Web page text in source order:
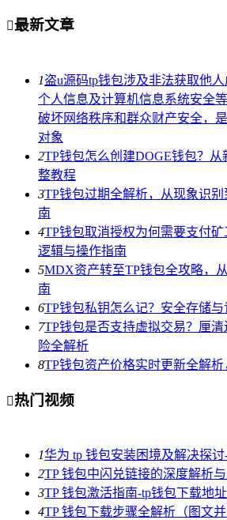
最新文章
1盗u源码tp钱包涉及非法获取他
个人信息及计算机信息系统安全
破坏网络秩序和群众财产安全，
对象
2TP钱包怎么创建DOGE钱包？
整教程
3TP钱包过期全解析，从现象识
南
4TP钱包取消授权为何需要支付
逻辑与操作指南
5MDX资产转至TP钱包全攻略，
南
6TP钱包私钥怎么记？安全存储
7TP钱包是否支持虚拟交易？厘
险全解析
8TP钱包资产价格实时更新全解
热门视频
1华为 tp 钱包安装困境及解决探
2TP 钱包中闪兑链接的深度解析
3TP 钱包激活指南-tp钱包下载地址
4TP 钱包下载步骤全解析（图文